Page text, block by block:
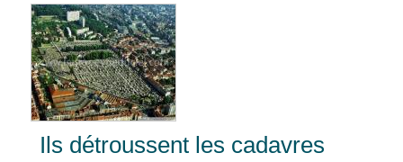
Ils détroussent les cadavres